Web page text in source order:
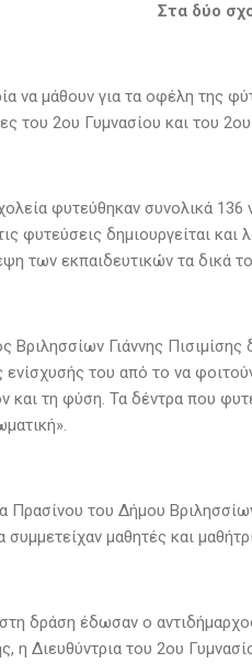
Στα δύο
να μάθουν για τα οφέλη της
του 2ου Γυμνασίου και του
φυτεύθηκαν συνολικά 136
φυτεύσεις δημιουργείται
των εκπαιδευτικών τα δικά
Βριλησσίων Γιάννης
ενίσχυσής του από το να
και τη φύση. Τα δέντρα που
Πρασίνου του Δήμου
συμμετείχαν μαθητές και
δράση έδωσαν ο
η Διευθύντρια του 2ου